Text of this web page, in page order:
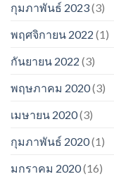
กุมภาพันธ์ 2023(3)
พฤศจิกายน 2022 (1)
กันยายน 2022 (3)
พฤษภาคม 2020(3)
เมษายน 2020(3)
กุมภาพันธ์ 2020(1)
มกราคม 2020(16)